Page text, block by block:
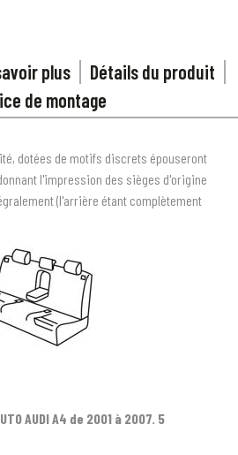
plus
Détails du produit
de montage
dotées de motifs discrets épouseront
l'impression des sièges d'origine
(l'arrière étant complètement
AUDI A4 de 2001 à 2007. 5